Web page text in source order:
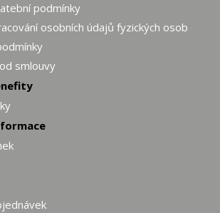
podmínky
osobních údajů fyzických osob
smlouvy